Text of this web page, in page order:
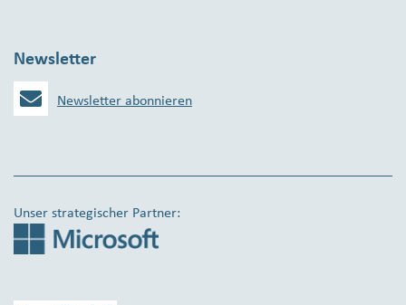
Newsletter
Newsletter abonnieren
Unser strategischer Partner: